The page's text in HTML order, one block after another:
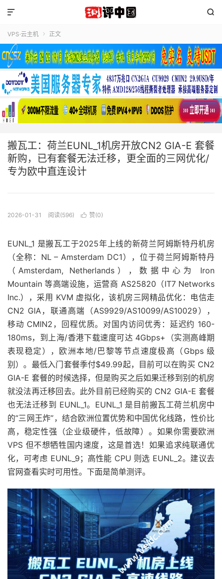


VPS·云主机  正文
搬瓦工：荷兰EUNL_1机房开放CN2 GIA-E 套餐
新购，已有套餐无法迁移，更全面的三网优化/
专为欧中直连设计
2026-01-31 阅读(596)  赞(0)
EUNL_1 是搬瓦工于2025年上线的新荷兰阿姆斯特丹机房
（全称：NL – Amsterdam DC1），位于荷兰阿姆斯特丹
（Amsterdam, Netherlands），数据中心为 Iron
Mountain 等高端设施，运营商 AS25820（IT7 Networks
Inc.），采用 KVM 虚拟化，该机房三网精品优化：电信走
CN2 GIA，联通高端（AS9929/AS10099/AS10029），
移动 CMIN2，回程优质。对国内访问优秀：延迟约 160-
180ms，到上海/香港下载速度可达 4Gbps+（实测高峰期
表现稳定），欧洲本地/巴黎等节点速度极高（Gbps 级
别）。最低入门套餐季付$49.99起，目前可以在购买 CN2
GIA-E 套餐的时候选择，但是购买之后如果迁移到别的机房
就没法再迁移回去。此外目前已经购买的 CN2 GIA-E 套餐
也无法迁移到 EUNL_1。EUNL_1 是目前搬瓦工荷兰机房中
的“三网王炸”，结合欧洲位置优势和中国优化线路，性价比
高，稳定性强（企业级硬件，低故障）。如果你需要欧洲
VPS 但不想牺牲国内速度，这是首选！如果追求纯联通优
化，可考虑 EUNL_9；高性能 CPU 则选 EUNL_2。建议去
官网查看实时可用性。下面是简单测评。